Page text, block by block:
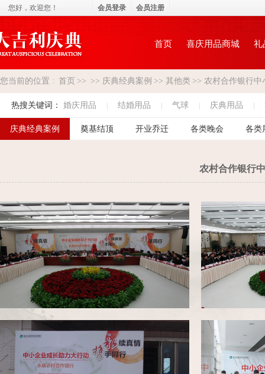
首页 喜庆用品商城 礼
您当前的位置 : 首页 >> >> 庆典经典案例 >> 其他类 >> 农村合作银行中
热搜关键词： 婚庆用品 结婚用品 气球 庆典用品
庆典经典案例 奠基结顶 开业乔迁 各类晚会 各类
农村合作银行
您好， 欢迎您！ 会员登录 会员注册